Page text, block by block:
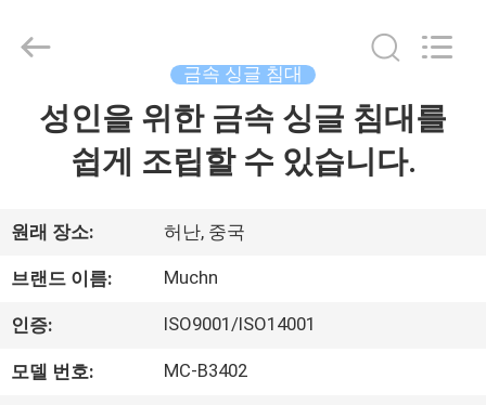
품
우
리
Luoyang
Muchn
금속 싱글 침대
성인을 위한 금속 싱글 침대를
쉽게 조립할 수 있습니다.
원래 장소: 허난, 중국
브랜드 이름: Muchn
인증: ISO9001/ISO14001
모델 번호: MC-B3402